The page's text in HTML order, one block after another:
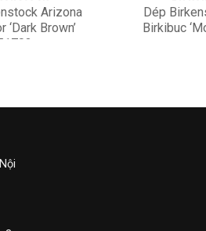
Arizona
‘Dark Brown’
Dép
Birkibuc